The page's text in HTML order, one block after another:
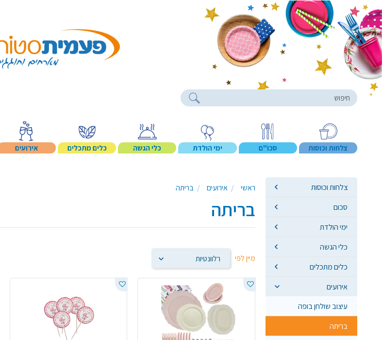
Search products
צלחות וכוסות סכו"ם ימי הולדת כלי הגשה כלים מתכלים אירועים
צלחות וכוסות
סכום
ימי הולדת
כלי הגשה
כלים מתכלים
אירועים
עיצוב שולחן בופה
בריתה
ראשי אירועים בריתה
בריתה
מיין לפי